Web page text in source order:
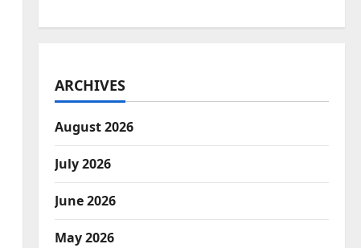
ARCHIVES
August 2026
July 2026
June 2026
May 2026